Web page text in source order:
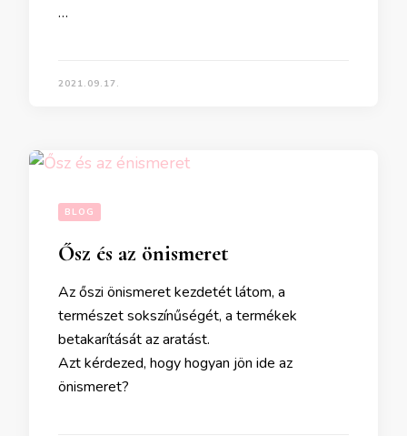
…
2021.09.17.
BLOG
Ősz és az önismeret
Az őszi önismeret kezdetét látom, a
természet sokszínűségét, a termékek
betakarítását az aratást.
Azt kérdezed, hogy hogyan jön ide az
önismeret?